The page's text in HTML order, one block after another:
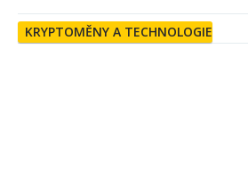
KRYPTOMĚNY A TECHNOLOGIE